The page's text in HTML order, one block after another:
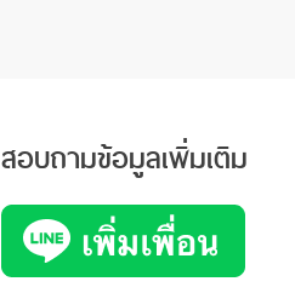
สอบถามข้อมูลเพิ่มเติม